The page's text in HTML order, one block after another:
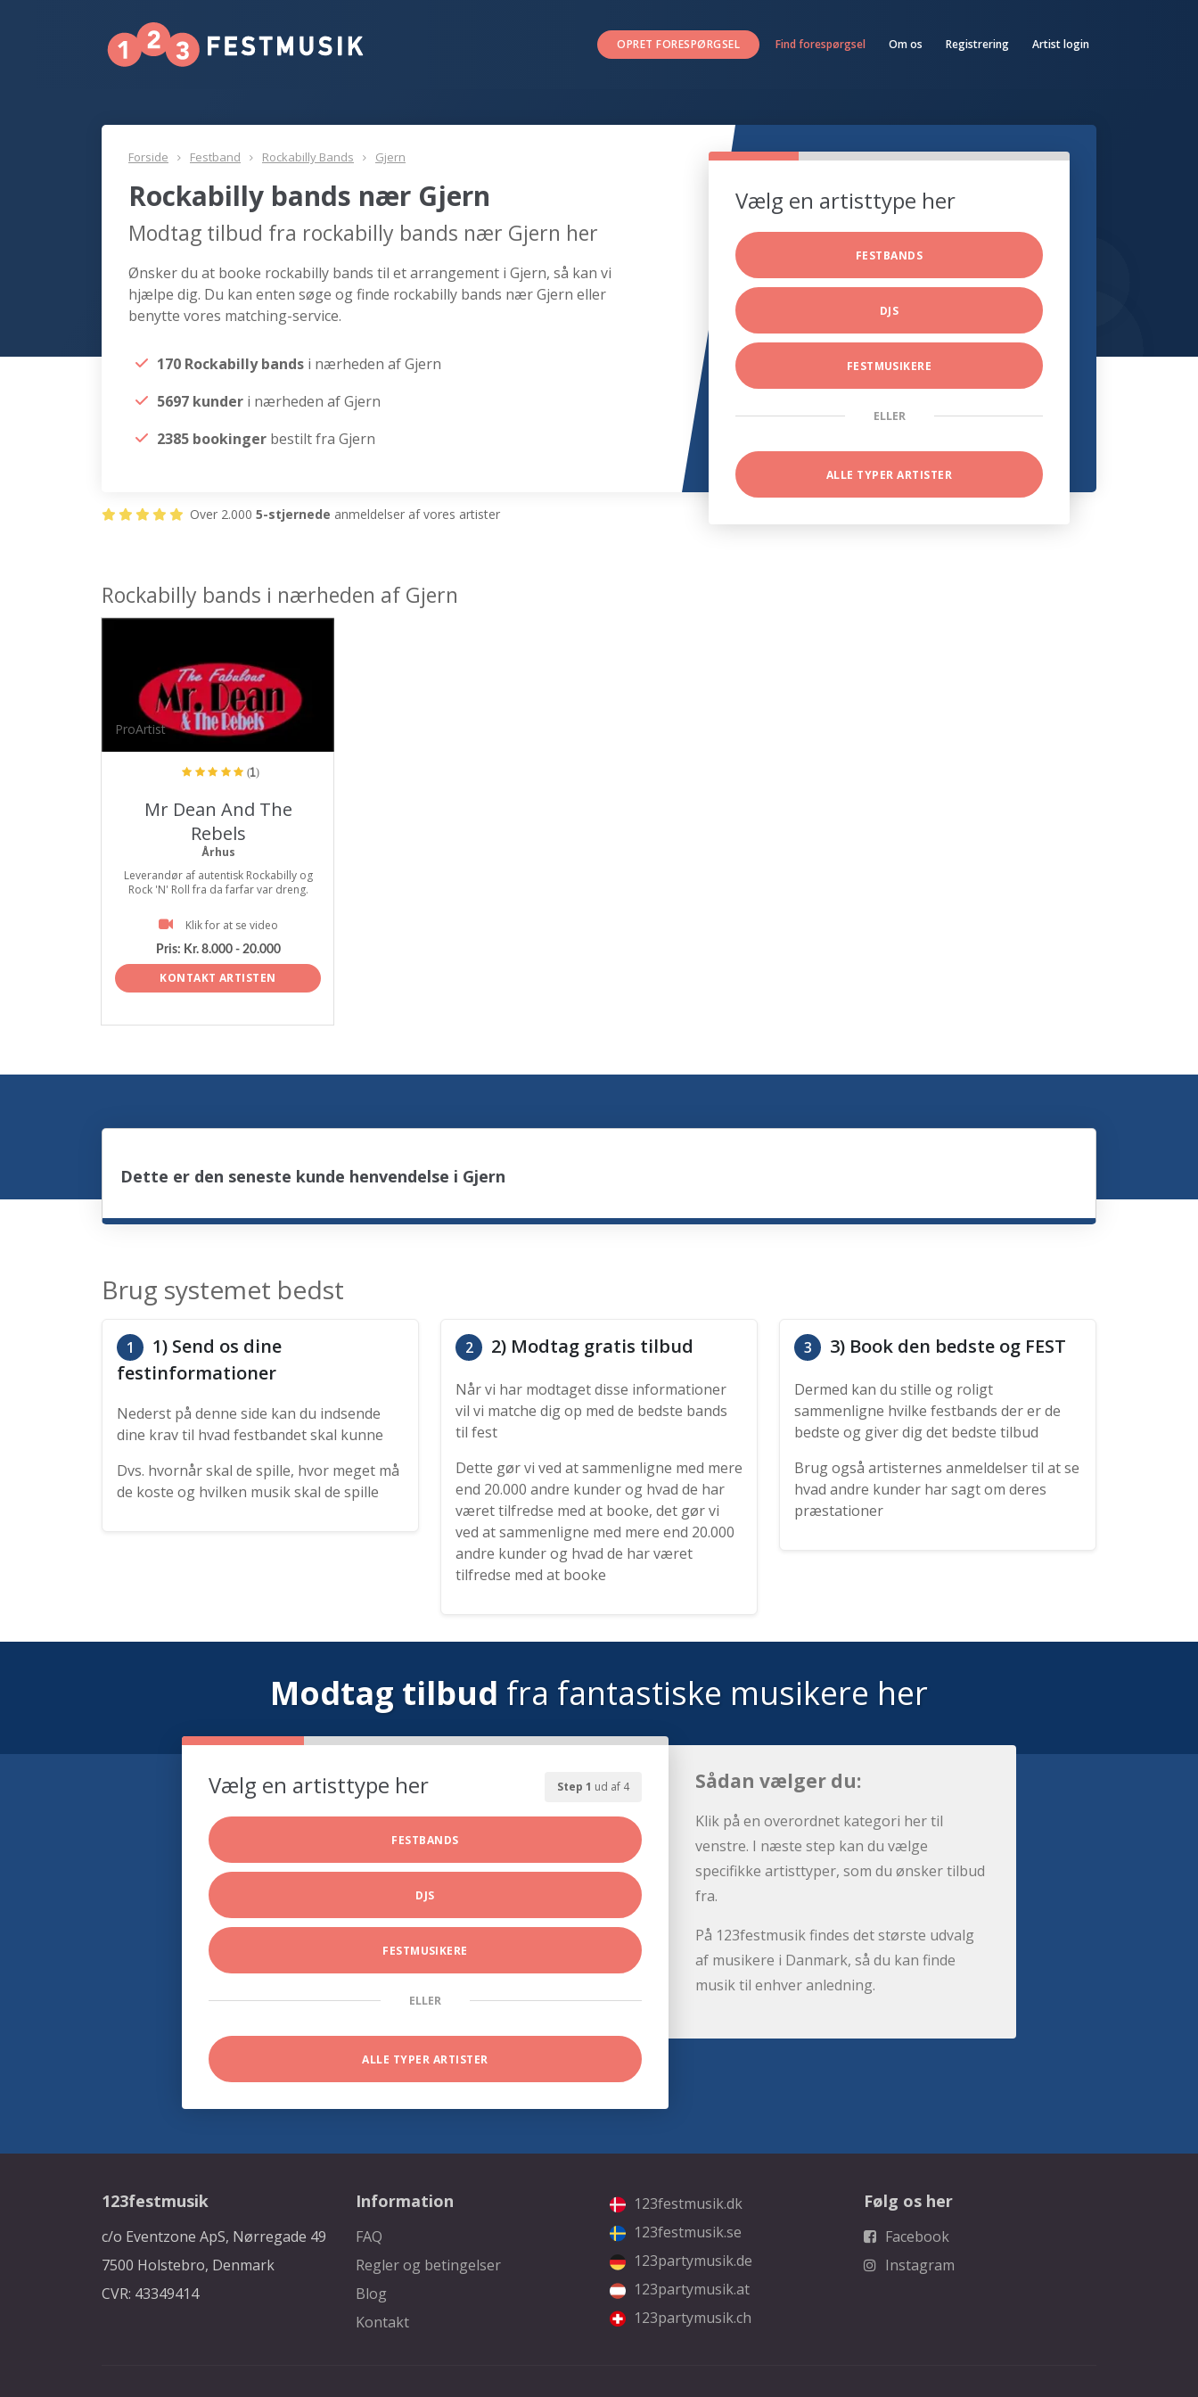
OPRET FORESPØRGSEL Find forespørgsel Om os Registrering Artist login
Forside Festband Rockabilly Bands Gjern
Rockabilly bands nær Gjern
Modtag tilbud fra rockabilly bands nær Gjern her
Ønsker du at booke rockabilly bands til et arrangement i Gjern, så kan vi
hjælpe dig. Du kan enten søge og finde rockabilly bands nær Gjern eller
benytte vores matching-service.
170 Rockabilly bands i nærheden af Gjern
5697 kunder i nærheden af Gjern
2385 bookinger bestilt fra Gjern
Vælg en artisttype her
FESTBANDS
DJS
FESTMUSIKERE
ELLER
ALLE TYPER ARTISTER
Over 2.000 5-stjernede anmeldelser af vores artister
Rockabilly bands i nærheden af Gjern
ProArtist
(1)
Mr Dean And The
Rebels
Århus
Leverandør af autentisk Rockabilly og
Rock 'N' Roll fra da farfar var dreng.
Klik for at se video
Pris: Kr. 8.000 - 20.000
KONTAKT ARTISTEN
Dette er den seneste kunde henvendelse i Gjern
Brug systemet bedst
1
1) Send os dine
festinformationer
Nederst på denne side kan du indsende
dine krav til hvad festbandet skal kunne
Dvs. hvornår skal de spille, hvor meget må
de koste og hvilken musik skal de spille
2 2) Modtag gratis tilbud
Når vi har modtaget disse informationer
vil vi matche dig op med de bedste bands
til fest
Dette gør vi ved at sammenligne med mere
end 20.000 andre kunder og hvad de har
været tilfredse med at booke, det gør vi
ved at sammenligne med mere end 20.000
andre kunder og hvad de har været
tilfredse med at booke
3 3) Book den bedste og FEST
Dermed kan du stille og roligt
sammenligne hvilke festbands der er de
bedste og giver dig det bedste tilbud
Brug også artisternes anmeldelser til at se
hvad andre kunder har sagt om deres
præstationer
Modtag tilbud fra fantastiske musikere her
Step 1 ud af 4
Vælg en artisttype her
FESTBANDS
DJS
FESTMUSIKERE
ELLER
ALLE TYPER ARTISTER
Sådan vælger du:
Klik på en overordnet kategori her til
venstre. I næste step kan du vælge
specifikke artisttyper, som du ønsker tilbud
fra.
På 123festmusik findes det største udvalg
af musikere i Danmark, så du kan finde
musik til enhver anledning.
123festmusik
c/o Eventzone ApS, Nørregade 49
7500 Holstebro, Denmark
CVR: 43349414
Information
FAQ
Regler og betingelser
Blog
Kontakt
123festmusik.dk
123festmusik.se
123partymusik.de
123partymusik.at
123partymusik.ch
Følg os her
Facebook
Instagram